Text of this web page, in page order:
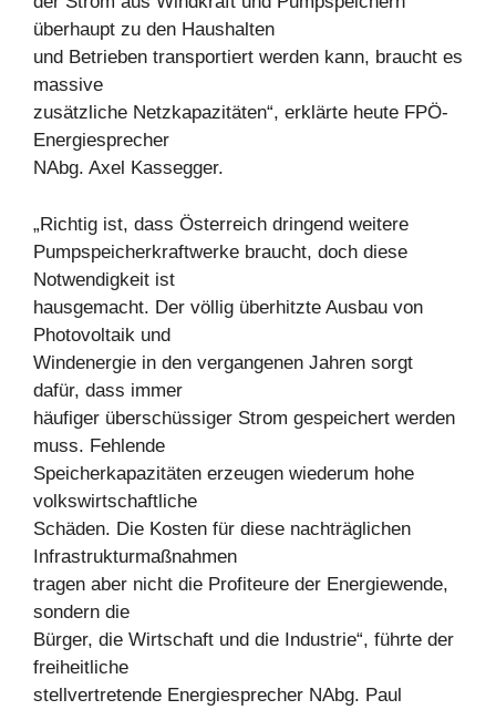
überhaupt zu den Haushalten
und Betrieben transportiert werden kann, braucht es
massive
zusätzliche Netzkapazitäten“, erklärte heute FPÖ-
Energiesprecher
NAbg. Axel Kassegger.
„Richtig ist, dass Österreich dringend weitere
Pumpspeicherkraftwerke braucht, doch diese
Notwendigkeit ist
hausgemacht. Der völlig überhitzte Ausbau von
Photovoltaik und
Windenergie in den vergangenen Jahren sorgt
dafür, dass immer
häufiger überschüssiger Strom gespeichert werden
muss. Fehlende
Speicherkapazitäten erzeugen wiederum hohe
volkswirtschaftliche
Schäden. Die Kosten für diese nachträglichen
Infrastrukturmaßnahmen
tragen aber nicht die Profiteure der Energiewende,
sondern die
Bürger, die Wirtschaft und die Industrie“, führte der
freiheitliche
stellvertretende Energiesprecher NAbg. Paul